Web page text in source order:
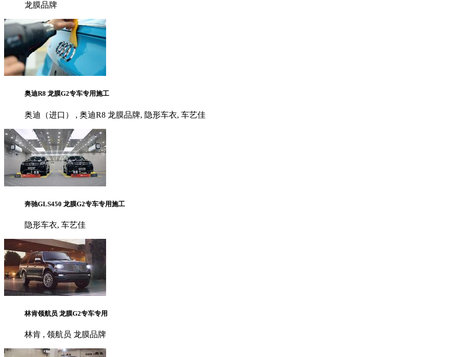
龙膜品牌
奥迪R8 龙膜G2专车专用施工
奥迪（进口） , 奥迪R8 龙膜品牌, 隐形车衣, 车艺佳
奔驰GLS450 龙膜G2专车专用施工
隐形车衣, 车艺佳
林肯领航员 龙膜G2专车专用
林肯 , 领航员 龙膜品牌